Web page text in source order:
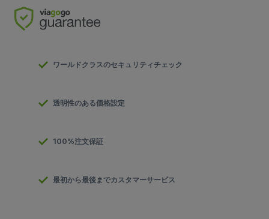
ワールドクラスのセキュリティチェック
透明性のある価格設定
100%注文保証
最初から最後までカスタマーサービス